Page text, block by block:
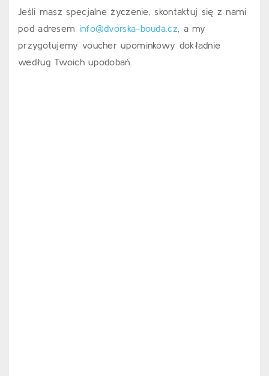
Jeśli masz specjalne życzenie, skontaktuj się z nami
pod adresem info@dvorska-bouda.cz , a my
przygotujemy voucher upominkowy dokładnie
według Twoich upodobań.